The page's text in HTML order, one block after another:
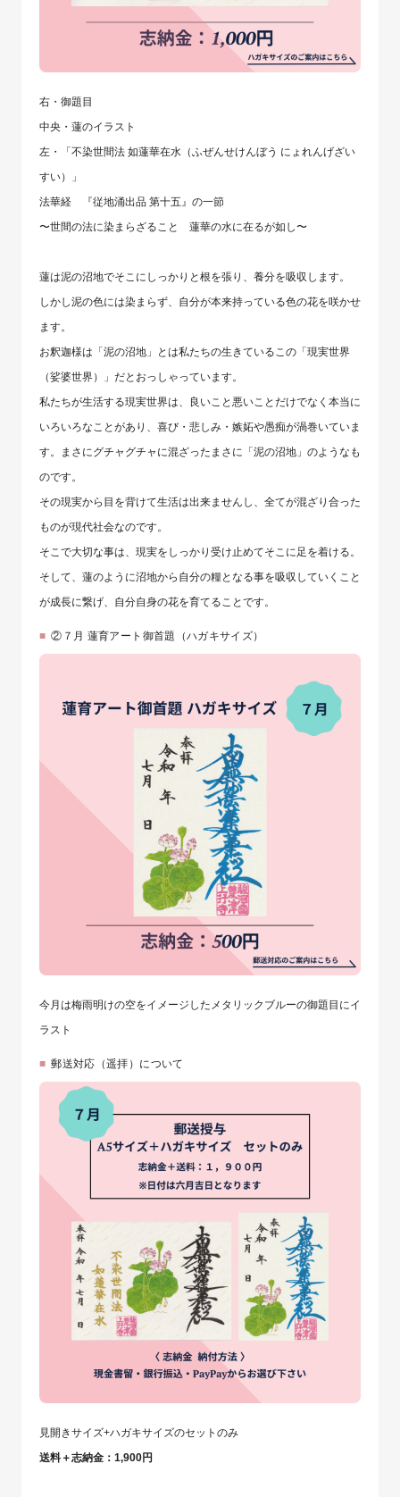
右・御題目
中央・蓮のイラスト
左・「不染世間法 如蓮華在水（ふぜんせけんぼう にょれんげざい
すい）」
法華経 『従地涌出品 第十五』の一節
〜世間の法に染まらざること 蓮華の水に在るが如し〜
蓮は泥の沼地でそこにしっかりと根を張り、養分を吸収します。
しかし泥の色には染まらず、自分が本来持っている色の花を咲かせ
ます。
お釈迦様は「泥の沼地」とは私たちの生きているこの「現実世界
（娑婆世界）」だとおっしゃっています。
私たちが生活する現実世界は、良いこと悪いことだけでなく本当に
いろいろなことがあり、喜び・悲しみ・嫉妬や愚痴が渦巻いていま
す。まさにグチャグチャに混ざったまさに「泥の沼地」のようなも
のです。
その現実から目を背けて生活は出来ませんし、全てが混ざり合った
ものが現代社会なのです。
そこで大切な事は、現実をしっかり受け止めてそこに足を着ける。
そして、蓮のように沼地から自分の糧となる事を吸収していくこと
が成長に繋げ、自分自身の花を育てることです。
②７月 蓮育アート御首題（ハガキサイズ）
今月は梅雨明けの空をイメージしたメタリックブルーの御題目にイ
ラスト
郵送対応（遥拝）について
見開きサイズ+ハガキサイズのセットのみ
送料＋志納金：1,900円